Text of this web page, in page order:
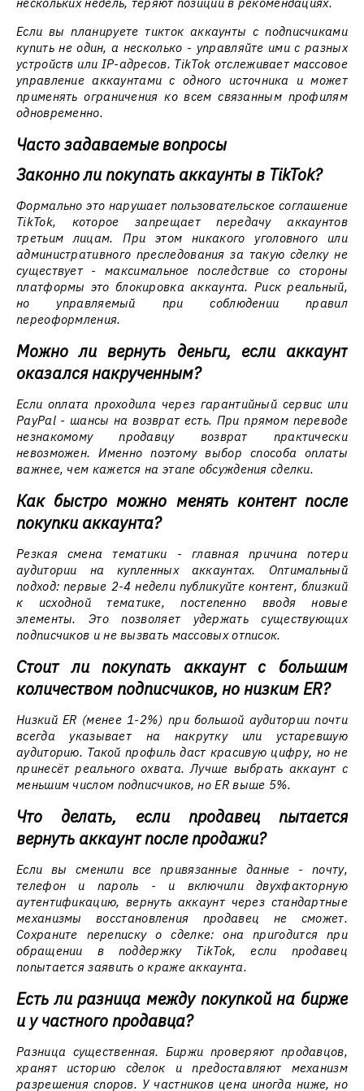
Если вы планируете тикток аккаунты с подписчиками
купить не один, а несколько - управляйте ими с разных
устройств или IP-адресов. TikTok отслеживает массовое
управление аккаунтами с одного источника и может
применять ограничения ко всем связанным профилям
одновременно.
Часто задаваемые вопросы
Законно ли покупать аккаунты в TikTok?
Формально это нарушает пользовательское соглашение
TikTok, которое запрещает передачу аккаунтов
третьим лицам. При этом никакого уголовного или
административного преследования за такую сделку не
существует - максимальное последствие со стороны
платформы это блокировка аккаунта. Риск реальный,
но управляемый при соблюдении правил
переоформления.
Можно ли вернуть деньги, если аккаунт
оказался накрученным?
Если оплата проходила через гарантийный сервис или
PayPal - шансы на возврат есть. При прямом переводе
незнакомому продавцу возврат практически
невозможен. Именно поэтому выбор способа оплаты
важнее, чем кажется на этапе обсуждения сделки.
Как быстро можно менять контент после
покупки аккаунта?
Резкая смена тематики - главная причина потери
аудитории на купленных аккаунтах. Оптимальный
подход: первые 2-4 недели публикуйте контент, близкий
к исходной тематике, постепенно вводя новые
элементы. Это позволяет удержать существующих
подписчиков и не вызвать массовых отписок.
Стоит ли покупать аккаунт с большим
количеством подписчиков, но низким ER?
Низкий ER (менее 1-2%) при большой аудитории почти
всегда указывает на накрутку или устаревшую
аудиторию. Такой профиль даст красивую цифру, но не
принесёт реального охвата. Лучше выбрать аккаунт с
меньшим числом подписчиков, но ER выше 5%.
Что делать, если продавец пытается
вернуть аккаунт после продажи?
Если вы сменили все привязанные данные - почту,
телефон и пароль - и включили двухфакторную
аутентификацию, вернуть аккаунт через стандартные
механизмы восстановления продавец не сможет.
Сохраните переписку о сделке: она пригодится при
обращении в поддержку TikTok, если продавец
попытается заявить о краже аккаунта.
Есть ли разница между покупкой на бирже
и у частного продавца?
Разница существенная. Биржи проверяют продавцов,
хранят историю сделок и предоставляют механизм
разрешения споров. У частников цена иногда ниже, но